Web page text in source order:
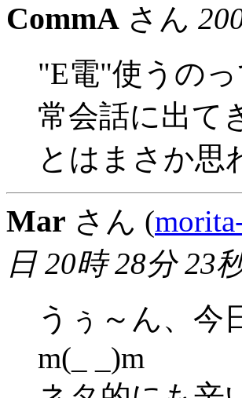
CommA さん
"E電"使うの
常会話に出て
とはまさか思
Mar さん (
日 20時 28分 23
うぅ～ん、今
m(_ _)m